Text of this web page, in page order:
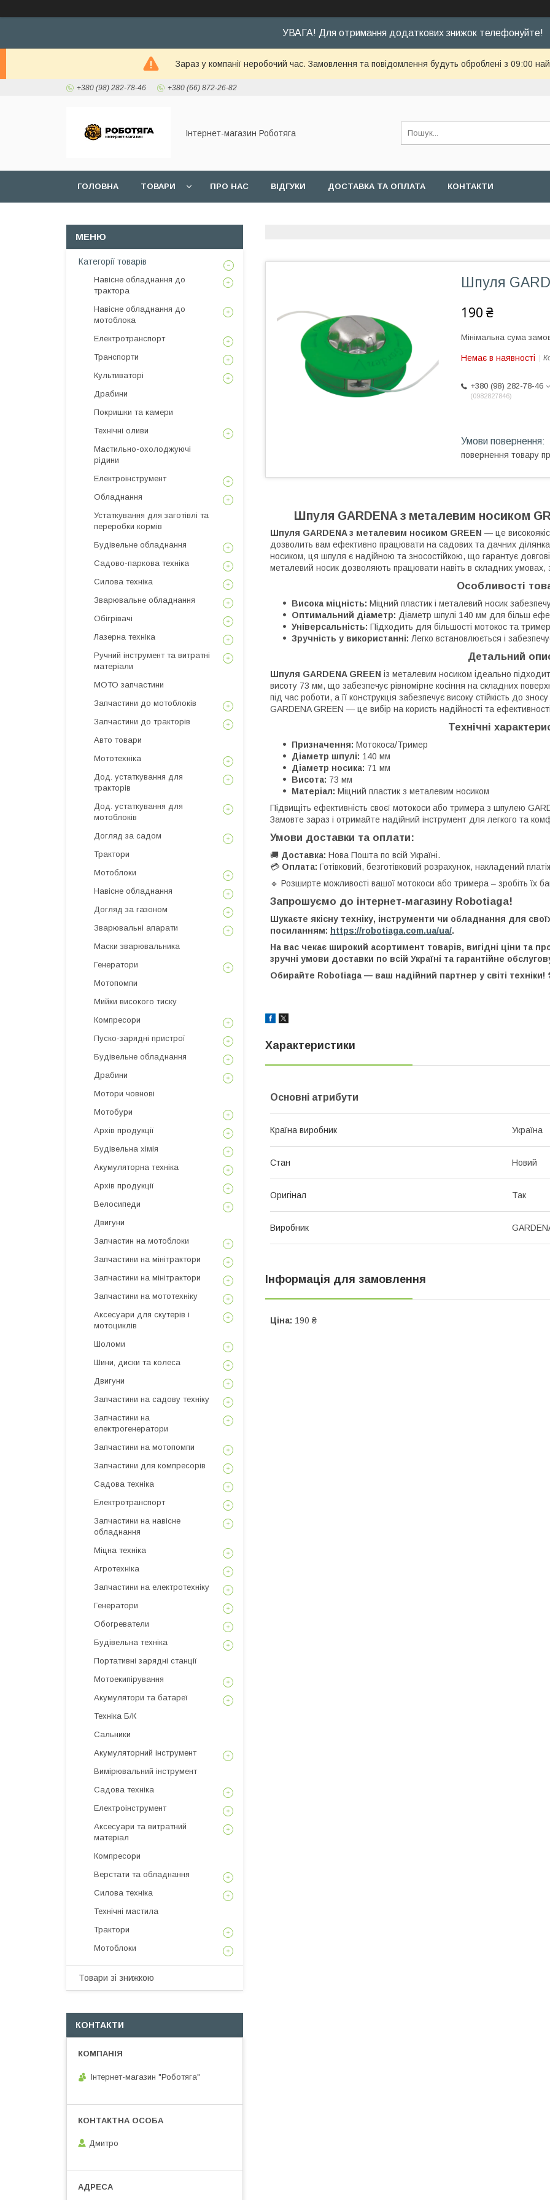
УВАГА! Для отримання додаткових знижок телефонуйте!
Зараз у компанії неробочий час. Замовлення та повідомлення будуть оброблені з 09:00
+380 (98) 282-78-46 +380 (66) 872-26-82
Інтернет-магазин Роботяга
ГОЛОВНА ТОВАРИ ПРО НАС ВІДГУКИ ДОСТАВКА ТА ОПЛАТА КОНТАКТИ
Шпуля
190 ₴
Мінімальна сума
Немає в наявності
+380 (98) 282-78-46
0982827846
повернення товару
Шпуля GARDENA з металевим носиком
Шпуля GARDENA з металевим носиком GREEN — це
дозволить вам ефективно працювати на садових та дачних
носиком, ця шпуля є надійною та зносостійкою, що гарантує
металевий носик дозволяють працювати навіть в складних умовах,
Особливості
Висока міцність: Міцний пластик і металевий носик
Оптимальний діаметр: Діаметр шпулі 140 мм для більш
Універсальність: Підходить для більшості мотокос та
Зручність у використанні: Легко встановлюється і
Детальний
Шпуля GARDENA GREEN із металевим носиком ідеально
висоту 73 мм, що забезпечує рівномірне косіння на складних
під час роботи, а її конструкція забезпечує високу стійкість до
GARDENA GREEN — це вибір на користь надійності та
Технічні
Призначення: Мотокоса/Тример
Діаметр шпулі: 140 мм
Діаметр носика: 71 мм
Висота: 73 мм
Матеріал: Міцний пластик з металевим носиком
Підвищіть ефективність своєї мотокоси або тримера з шпулею
Замовте зараз і отримайте надійний інструмент для легкого та
Умови доставки та оплати:
🚚 Доставка: Нова Пошта по всій Україні.
💳 Оплата: Готівковий, безготівковий розрахунок, накладений
🔹 Розширте можливості вашої мотокоси або тримера – зробіть їх
Запрошуємо до інтернет-магазину Robotiaga!
Шукаєте якісну техніку, інструменти чи обладнання для
посиланням: https://robotiaga.com.ua/ua/.
На вас чекає широкий асортимент товарів, вигідні ціни та
зручні умови доставки по всій Україні та гарантійне
Обирайте Robotiaga — ваш надійний партнер у світі техніки!
Характеристики
Основні атрибути
Країна виробник Україна
Стан Новий
Оригінал Так
Виробник
Інформація для замовлення
Ціна: 190 ₴
Категорії товарів
Навісне обладнання до
трактора
Навісне обладнання до
мотоблока
Електротранспорт
Транспорти
Культиваторі
Драбини
Покришки та камери
Технічні оливи
Мастильно-охолоджуючі
рідини
Електроінструмент
Обладнання
Устаткування для заготівлі та
переробки кормів
Будівельне обладнання
Садово-паркова техніка
Силова техніка
Зварювальне обладнання
Обігрівачі
Лазерна техніка
Ручний інструмент та витратні
матеріали
МОТО запчастини
Запчастини до мотоблоків
Запчастини до тракторів
Авто товари
Мототехніка
Дод. устаткування для
тракторів
Дод. устаткування для
мотоблоків
Догляд за садом
Трактори
Мотоблоки
Навісне обладнання
Догляд за газоном
Зварювальні апарати
Маски зварювальника
Генератори
Мотопомпи
Мийки високого тиску
Компресори
Пуско-зарядні пристрої
Будівельне обладнання
Драбини
Мотори човнові
Мотобури
Архів продукції
Будівельна хімія
Акумуляторна техніка
Архів продукції
Велосипеди
Двигуни
Запчастин на мотоблоки
Запчастини на мінітрактори
Запчастини на мінітрактори
Запчастини на мототехніку
Аксесуари для скутерів і
мотоциклів
Шоломи
Шини, диски та колеса
Двигуни
Запчастини на садову техніку
Запчастини на
електрогенератори
Запчастини на мотопомпи
Запчастини для компресорів
Садова техніка
Електротранспорт
Запчастини на навісне
обладнання
Міцна техніка
Агротехніка
Запчастини на електротехніку
Генератори
Обогреватели
Будівельна техніка
Портативні зарядні станції
Мотоекипірування
Акумулятори та батареї
Техніка Б/К
Сальники
Акумуляторний інструмент
Вимірювальний інструмент
Садова техніка
Електроінструмент
Аксесуари та витратний
матеріал
Компресори
Верстати та обладнання
Силова техніка
Технічні мастила
Трактори
Мотоблоки
Товари зі знижкою
КОНТАКТИ
Інтернет-магазин "Роботяга"
Дмитро